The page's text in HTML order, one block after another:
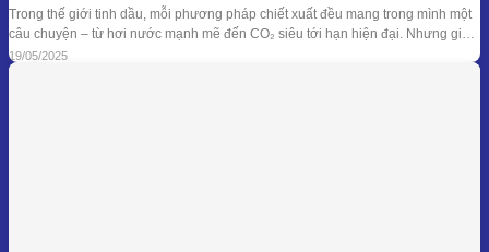
Trong thế giới tinh dầu, mỗi phương pháp chiết xuất đều mang trong mình một
câu chuyện – từ hơi nước mạnh mẽ đến CO₂ siêu tới hạn hiện đại. Nhưng giữa
dòng chảy công nghệ ấy, enfleurage – một kỹ thuật cổ xưa và tinh tế – vẫn tồn
tại như một biểu tượng
19/05/2025